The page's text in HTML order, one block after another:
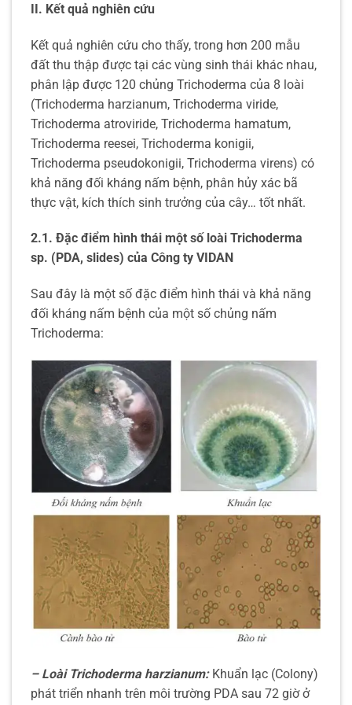
II. Kết quả nghiên cứu
Kết quả nghiên cứu cho thấy, trong hơn 200 mẫu
đất thu thập được tại các vùng sinh thái khác nhau,
phân lập được 120 chủng Trichoderma của 8 loài
(Trichoderma harzianum, Trichoderma viride,
Trichoderma atroviride, Trichoderma hamatum,
Trichoderma reesei, Trichoderma konigii,
Trichoderma pseudokonigii, Trichoderma virens) có
khả năng đối kháng nấm bệnh, phân hủy xác bã
thực vật, kích thích sinh trưởng của cây… tốt nhất.
2.1. Đặc điểm hình thái một số loài Trichoderma
sp. (PDA, slides) của Công ty VIDAN
Sau đây là một số đặc điểm hình thái và khả năng
đối kháng nấm bệnh của một số chủng nấm
Trichoderma:
– Loài Trichoderma harzianum:Khuẩn lạc (Colony)
phát triển nhanh trên môi trường PDA sau 72 giờ ở